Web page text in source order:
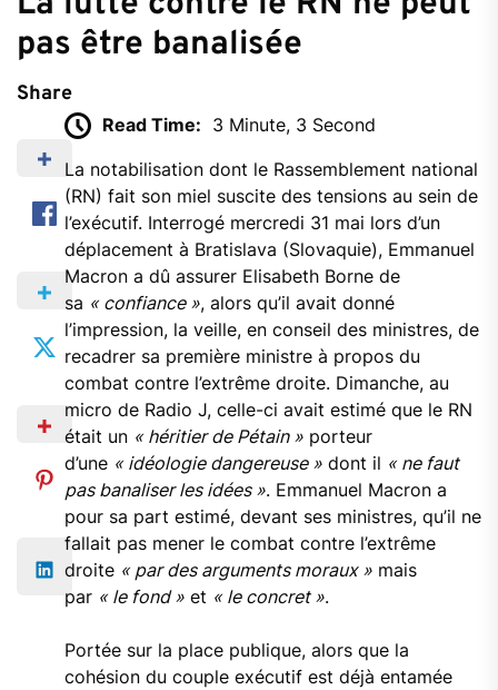
pas être banalisée
Share
Read Time: 3 Minute, 3 Second
La notabilisation dont le Rassemblement national
(RN) fait son miel suscite des tensions au sein de
l’exécutif. Interrogé mercredi 31 mai lors d’un
déplacement à Bratislava (Slovaquie), Emmanuel
Macron a dû assurer Elisabeth Borne de
sa « confiance », alors qu’il avait donné
l’impression, la veille, en conseil des ministres, de
recadrer sa première ministre à propos du
combat contre l’extrême droite. Dimanche, au
micro de Radio J, celle-ci avait estimé que le RN
était un « héritier de Pétain »porteur
d’une « idéologie dangereuse »dont il « ne faut
pas banaliser les idées ». Emmanuel Macron a
pour sa part estimé, devant ses ministres, qu’il ne
fallait pas mener le combat contre l’extrême
droite « par des arguments moraux »mais
par « le fond »et « le concret ».
Portée sur la place publique, alors que la
cohésion du couple exécutif est déjà entamée